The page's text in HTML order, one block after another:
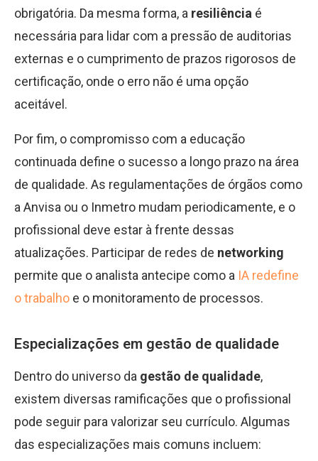
obrigatória. Da mesma forma, a resiliência é
necessária para lidar com a pressão de auditorias
externas e o cumprimento de prazos rigorosos de
certificação, onde o erro não é uma opção
aceitável.
Por fim, o compromisso com a educação
continuada define o sucesso a longo prazo na área
de qualidade. As regulamentações de órgãos como
a Anvisa ou o Inmetro mudam periodicamente, e o
profissional deve estar à frente dessas
atualizações. Participar de redes de networking
permite que o analista antecipe como a IA redefine
o trabalho e o monitoramento de processos.
Especializações em gestão de qualidade
Dentro do universo da gestão de qualidade,
existem diversas ramificações que o profissional
pode seguir para valorizar seu currículo. Algumas
das especializações mais comuns incluem: